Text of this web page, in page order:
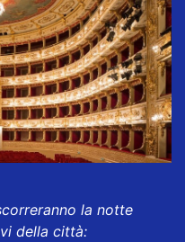
la notte
della città: